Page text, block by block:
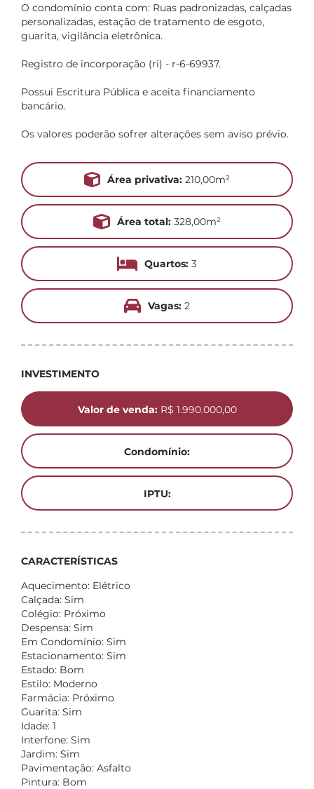
O condomínio conta com: Ruas padronizadas, calçadas
personalizadas, estação de tratamento de esgoto,
guarita, vigilância eletrônica.
Registro de incorporação (ri) - r-6-69937.
Possui Escritura Pública e aceita financiamento
bancário.
Os valores poderão sofrer alterações sem aviso prévio.
Área privativa: 210,00m²
Área total:328,00m²
Quartos:3
Vagas:2
INVESTIMENTO
Valor de venda:R$ 1.990.000,00
Condomínio:
IPTU:
CARACTERÍSTICAS
Aquecimento: Elétrico
Calçada: Sim
Colégio: Próximo
Despensa: Sim
Em Condomínio: Sim
Estacionamento: Sim
Estado: Bom
Estilo: Moderno
Farmácia: Próximo
Guarita: Sim
Idade: 1
Interfone: Sim
Jardim: Sim
Pavimentação: Asfalto
Pintura: Bom